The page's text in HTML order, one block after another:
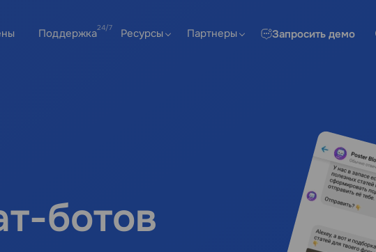
Поддержка Ресурсы Партнеры Запросить демо
ботов